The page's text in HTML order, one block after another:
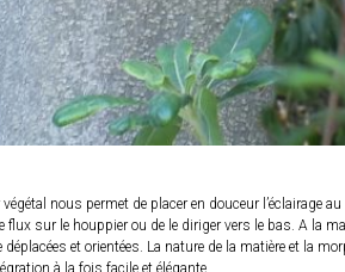
nous permet de placer en douceur l’éclairage
flux sur le houppier ou de le diriger vers le bas. A la
déplacées et orientées. La nature de la matière et la